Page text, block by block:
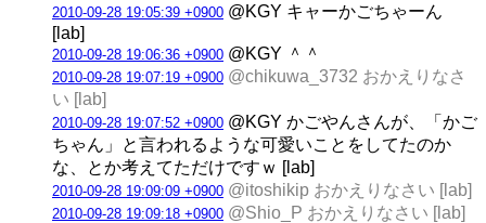
2010-09-28 19:05:39 +0900 @KGY キャーかごちゃーん
[lab]
2010-09-28 19:06:36 +0900 @KGY ＾＾
2010-09-28 19:07:19 +0900 @chikuwa_3732 おかえりなさ
い [lab]
2010-09-28 19:07:52 +0900 @KGY かごやんさんが、「かご
ちゃん」と言われるような可愛いことをしてたのか
な、とか考えてただけですｗ [lab]
2010-09-28 19:09:09 +0900 @itoshikip おかえりなさい [lab]
2010-09-28 19:09:18 +0900 @Shio_P おかえりなさい [lab]